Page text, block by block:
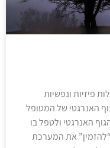
פיזיות ונפשיות
האנרגטי של המטופל
האנרגטי ולטפל בו
“להזמין” את המערכת